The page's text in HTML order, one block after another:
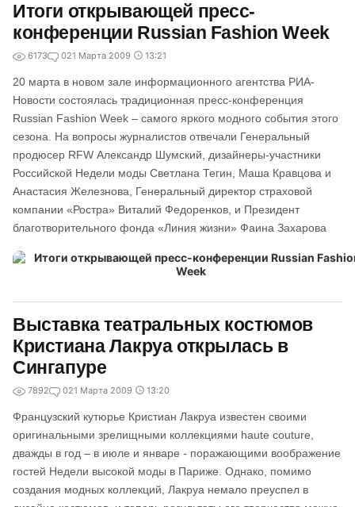
Итоги открывающей пресс-
конференции Russian Fashion Week
6173 021 Марта 2009 13:21
20 марта в новом зале информационного агентства РИА-
Новости состоялась традиционная пресс-конференция
Russian Fashion Week – самого яркого модного события этого
сезона. На вопросы журналистов отвечали Генеральный
продюсер RFW Александр Шумский, дизайнеры-участники
Российской Недели моды Светлана Тегин, Маша Кравцова и
Анастасия Железнова, Генеральный директор страховой
компании «Ростра» Виталий Федоренков, и Президент
благотворительного фонда «Линия жизни» Фаина Захарова
Выставка театральных костюмов
Кристиана Лакруа открылась в
Сингапуре
7892 021 Марта 2009 13:20
Французский кутюрье Кристиан Лакруа известен своими
оригинальными зрелищными коллекциями haute couture,
дважды в год – в июле и январе - поражающими воображение
гостей Недели высокой моды в Париже. Однако, помимо
создания модных коллекций, Лакруа немало преуспел в